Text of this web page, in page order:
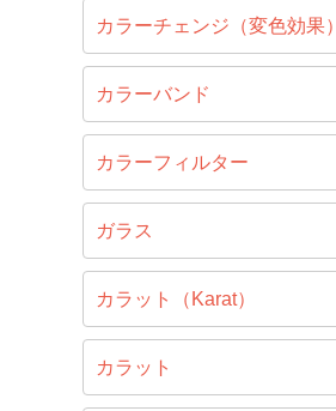
カラーチェンジ（変色効果）
カラーバンド
カラーフィルター
ガラス
カラット（Karat）
カラット